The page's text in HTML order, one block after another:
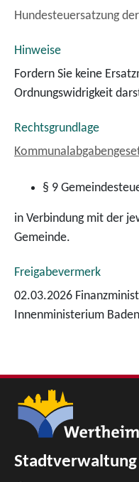
Hundesteuersatzung
Hinweise
Fordern Sie keine
Ordnungswidrigkeit
Rechtsgrundlage
§ 9
in Verbindung mit der
Gemeinde.
Freigabevermerk
02.03.2026
Innenministerium
Stadtverwaltung